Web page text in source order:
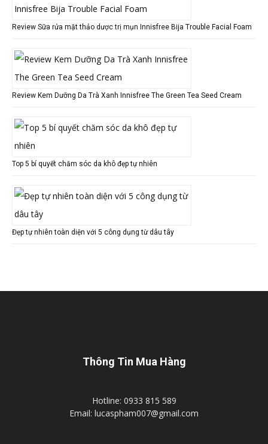
Review Sữa rửa mặt thảo dược trị mụn Innisfree Bija Trouble Facial Foam
Review Kem Dưỡng Da Trà Xanh Innisfree The Green Tea Seed Cream
Top 5 bí quyết chăm sóc da khô đẹp tự nhiên
Đẹp tự nhiên toàn diện với 5 công dụng từ dâu tây
Thông Tin Mua Hàng
Hotline: 0933 815 589
Email: lucaspham007@gmail.com